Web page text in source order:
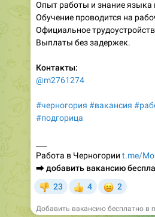
Опыт работы и знание языка
Обучение проводится на
Официальное
Выплаты без задержек.
Контакты:
@m2761274
#черногория #вакансия
#подгорица
Работа в Черногории t.me/
⮕добавить вакансию
23 4
😐
2
Добавить вакансию бесплатно в